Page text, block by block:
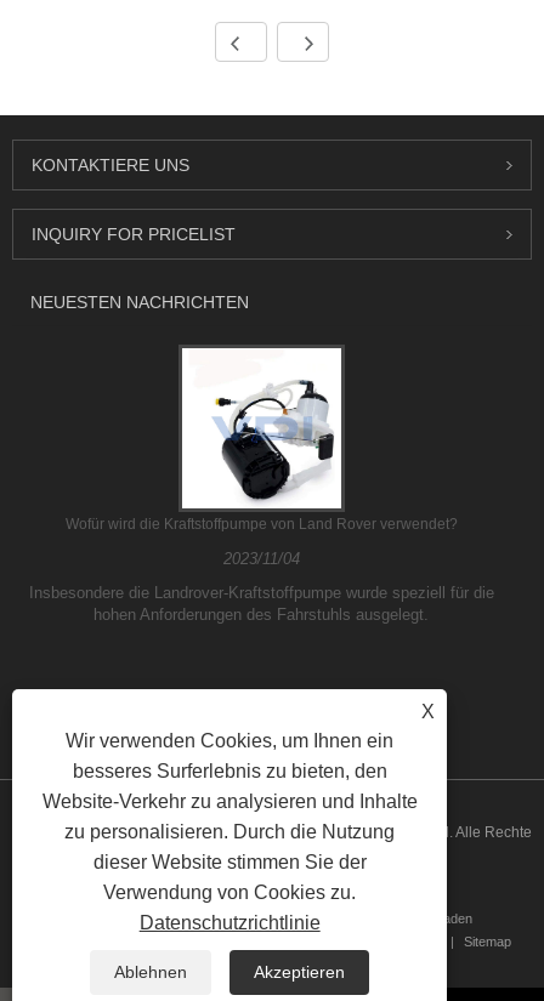
KONTAKTIERE UNS
INQUIRY FOR PRICELIST
NEUESTEN NACHRICHTEN
Wofür wird die Kraftstoffpumpe von Land Rover verwendet?
2023/11/04
Insbesondere die Landrover-Kraftstoffpumpe wurde speziell für die
hohen Anforderungen des Fahrstuhls ausgelegt.
Copyright © 2026 Guangzhou ATH Automotive Electronics Co., Ltd. Alle Rechte
Über uns Produkte Nachricht
Herunterladen
Sitemap
XML Privacy Policy
X
Wir verwenden Cookies, um Ihnen ein
besseres Surferlebnis zu bieten, den
Website-Verkehr zu analysieren und Inhalte
zu personalisieren. Durch die Nutzung
dieser Website stimmen Sie der
Verwendung von Cookies zu.
Datenschutzrichtlinie
Ablehnen Akzeptieren